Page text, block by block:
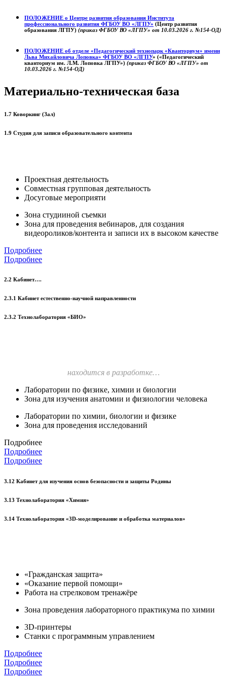
ПОЛОЖЕНИЕ о Центре развития образования Института
профессионального развития ФГБОУ ВО «ЛГПУ» (Центр развития
образования ЛГПУ) (приказ ФГБОУ ВО «ЛГПУ» от 10.03.2026 г. №154-ОД)
ПОЛОЖЕНИЕ об отделе «Педагогический технопарк «Кванториум» имени
Льва Михайловича Лоповка» ФГБОУ ВО «ЛГПУ» («Педагогический
кванториум им. Л.М. Лоповка ЛГПУ») (приказ ФГБОУ ВО «ЛГПУ» от
10.03.2026 г. №154-ОД)
Материально-техническая база
1.7 Коворкинг (Зал)
1.9 Студия для записи образовательного контента
Проектная деятельность
Совместная групповая деятельность
Досуговые мероприяти
Зона студииной съемки
Зона для проведения вебинаров, для создания
видеороликов/контента и записи их в высоком качестве
Подробнее
Подробнее
2.2 Кабинет….
2.3.1 Кабинет естественно-научной направленности
2.3.2 Технолаборатория «БИО»
находится в разработке…
Лаборатории по физике, химии и биологии
Зона для изучения анатомии и физиологии человека
Лаборатории по химии, биологии и физике
Зона для проведения исследований
Подробнее
Подробнее
Подробнее
3.12 Кабинет для изучения основ безопасности и защиты Родины
3.13 Технолаборатория «Химия»
3.14 Технолаборатория «3D-моделирование и обработка материалов»
«Гражданская защита»
«Оказание первой помощи»
Работа на стрелковом тренажёре
Зона проведения лабораторного практикума по химии
3D-принтеры
Станки с программным управлением
Подробнее
Подробнее
Подробнее